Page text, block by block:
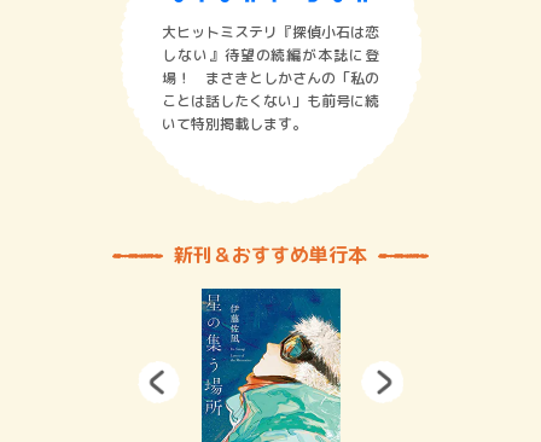
大ヒットミステリ『探偵小石は恋
しない』待望の続編が本誌に登
場！ まさきとしかさんの「私の
ことは話したくない」も前号に続
いて特別掲載します。
新刊＆おすすめ単行本